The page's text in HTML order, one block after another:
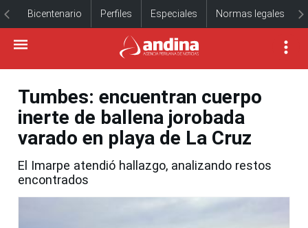
Bicentenario Perfiles Especiales Normas legales
Tumbes: encuentran cuerpo
inerte de ballena jorobada
varado en playa de La Cruz
El Imarpe atendió hallazgo, analizando restos
encontrados